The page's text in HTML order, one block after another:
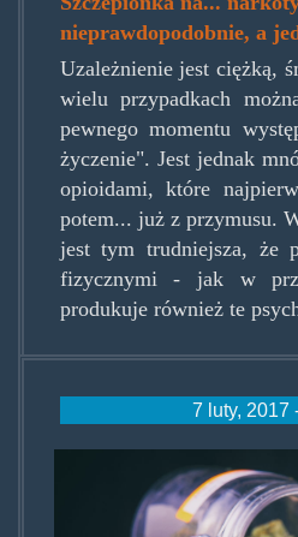
nieprawdopodobnie, a
Uzależnienie jest ciężką,
wielu przypadkach
pewnego momentu
życzenie". Jest jednak
opioidami, które
potem... już z przymusu.
jest tym trudniejsza, że
fizycznymi - jak w
produkuje również te
7 luty, 2017
medical-